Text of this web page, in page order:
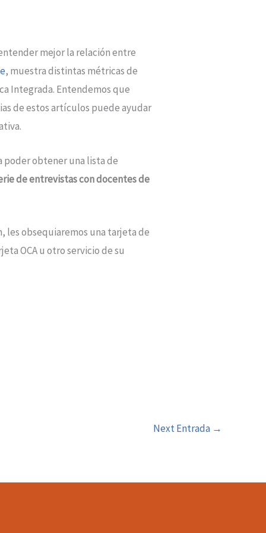
mejor la relación entre
, muestra distintas métricas de
Integrada. Entendemos que
de estos artículos puede ayudar
poder obtener una lista de
de entrevistas con docentes de
les obsequiaremos una tarjeta de
OCA u otro servicio de su
Next Entrada →